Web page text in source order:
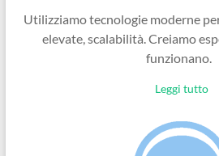
Utilizziamo tecnologie moderne
elevate, scalabilità. Creiamo
funzionano.
Leggi tutto